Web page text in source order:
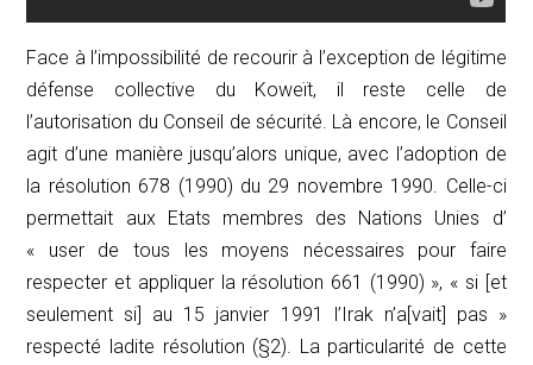
Face à l’impossibilité de recourir à l’exception de légitime
défense collective du Koweït, il reste celle de
l’autorisation du Conseil de sécurité. Là encore, le Conseil
agit d’une manière jusqu’alors unique, avec l’adoption de
la résolution 678 (1990) du 29 novembre 1990. Celle-ci
permettait aux Etats membres des Nations Unies d’
« user de tous les moyens nécessaires pour faire
respecter et appliquer la résolution 661 (1990) », « si [et
seulement si] au 15 janvier 1991 l’Irak n’a[vait] pas »
respecté ladite résolution (§2). La particularité de cette